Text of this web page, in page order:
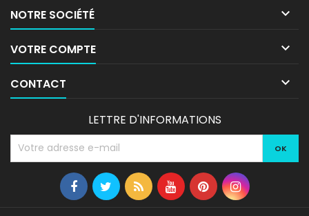
NOTRE SOCIÉTÉ 
VOTRE COMPTE 
CONTACT 
LETTRE D'INFORMATIONS